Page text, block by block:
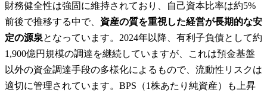
財務健全性は強固に維持されており、自己資本比率は約5%
前後で推移する中で、 資産の質を重視した経営が長期的な安
定の源泉となっています。2024年以降、有利子負債として約
1,900億円規模の調達を継続していますが、これは預金基盤
以外の資金調達手段の多様化によるもので、流動性リスクは
適切に管理されています。BPS（1株あたり純資産）も上昇